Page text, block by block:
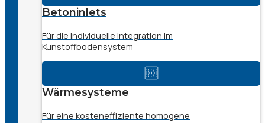
Betoninlets
Für die individuelle Integration im
Kunstoffbodensystem
Wärmesysteme
Für eine kosteneffiziente homogene